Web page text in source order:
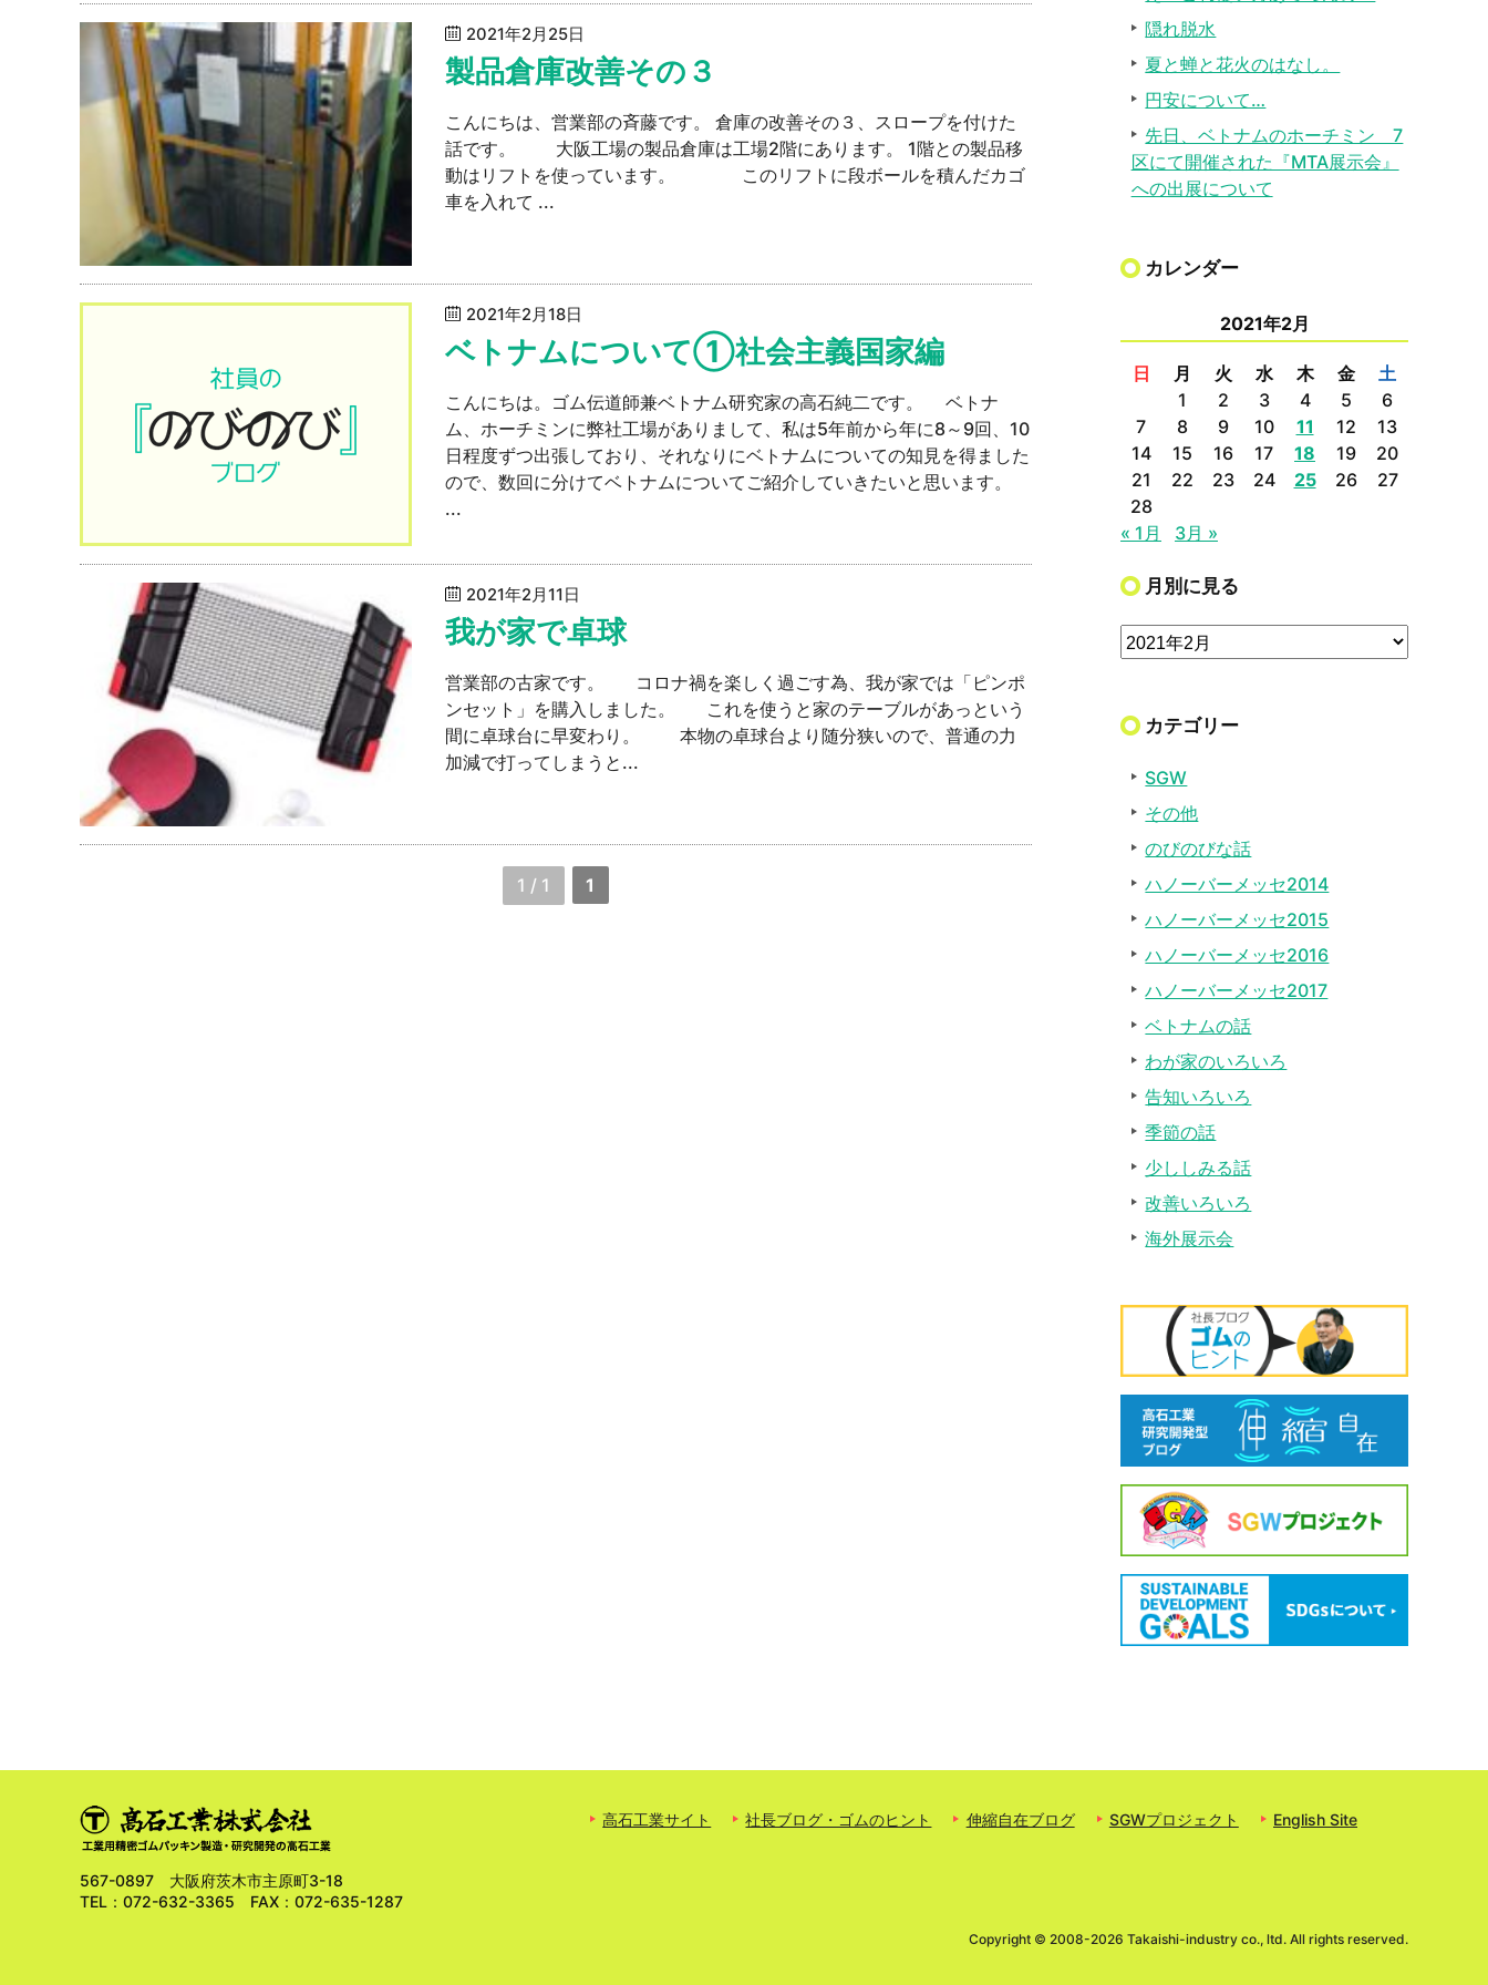
2021年2月25日
製品倉庫改善その３
こんにちは、営業部の斉藤です。 倉庫の改善その３、スロープを付けた
話です。 大阪工場の製品倉庫は工場2階にあります。 1階との製品移
動はリフトを使っています。 このリフトに段ボールを積んだカゴ
車を入れて ...
2021年2月18日
ベトナムについて①社会主義国家編
こんにちは。ゴム伝道師兼ベトナム研究家の高石純二です。 ベトナ
ム、ホーチミンに弊社工場がありまして、私は5年前から年に8～9回、10
日程度ずつ出張しており、それなりにベトナムについての知見を得ました
ので、数回に分けてベトナムについてご紹介していきたいと思います。
...
2021年2月11日
我が家で卓球
営業部の古家です。 コロナ禍を楽しく過ごす為、我が家では「ピンポ
ンセット」を購入しました。 これを使うと家のテーブルがあっという
間に卓球台に早変わり。 本物の卓球台より随分狭いので、普通の力
加減で打ってしまうと...
1 / 1 1
隠れ脱水
夏と蝉と花火のはなし。
円安について…
先日、ベトナムのホーチミン 7
区にて開催された『MTA展示会』
への出展について
カレンダー
2021年2月
日 月 火 水 木 金
土
1
2 3 4 5
6
7
8 9 10 11 12
13
14
15 16 17 18 19
20
21
22 23 24 25 26
27
28
« 1月
3月 »
月別に見る
カテゴリー
SGW
その他
のびのびな話
ハノーバーメッセ2014
ハノーバーメッセ2015
ハノーバーメッセ2016
ハノーバーメッセ2017
ベトナムの話
わが家のいろいろ
告知いろいろ
季節の話
少ししみる話
改善いろいろ
海外展示会
567-0897 大阪府茨木市主原町3-18
TEL：072-632-3365 FAX：072-635-1287
高石工業サイト 社長ブログ・ゴムのヒント 伸縮自在ブログ SGWプロジェクト English Site
Copyright © 2008-2026 Takaishi-industry co., ltd. All rights reserved.